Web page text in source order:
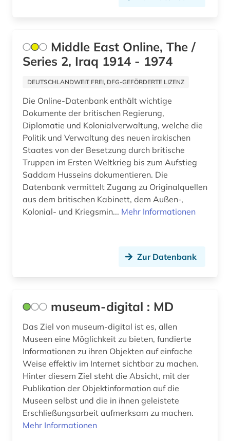
Middle East Online, The /
Series 2, Iraq 1914 - 1974
DEUTSCHLANDWEIT FREI, DFG-GEFÖRDERTE LIZENZ
Die Online-Datenbank enthält wichtige
Dokumente der britischen Regierung,
Diplomatie und Kolonialverwaltung, welche die
Politik und Verwaltung des neuen irakischen
Staates von der Besetzung durch britische
Truppen im Ersten Weltkrieg bis zum Aufstieg
Saddam Husseins dokumentieren. Die
Datenbank vermittelt Zugang zu Originalquellen
aus dem britischen Kabinett, dem Außen-,
Kolonial- und Kriegsmin... Mehr Informationen
Zur Datenbank
museum-digital : MD
Das Ziel von museum-digital ist es, allen
Museen eine Möglichkeit zu bieten, fundierte
Informationen zu ihren Objekten auf einfache
Weise effektiv im Internet sichtbar zu machen.
Hinter diesem Ziel steht die Absicht, mit der
Publikation der Objektinformation auf die
Museen selbst und die in ihnen geleistete
Erschließungsarbeit aufmerksam zu machen.
Mehr Informationen